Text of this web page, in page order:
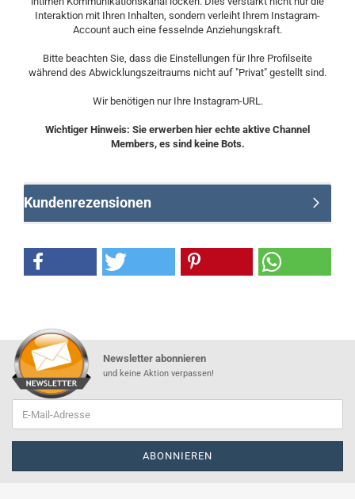
Interaktion mit Ihren Inhalten, sondern verleiht Ihrem Instagram-
Account auch eine fesselnde Anziehungskraft.
Bitte beachten Sie, dass die Einstellungen für Ihre Profilseite
während des Abwicklungszeitraums nicht auf "Privat" gestellt sind.
Wir benötigen nur Ihre Instagram-URL.
Wichtiger Hinweis: Sie erwerben hier echte aktive Channel
Members, es sind keine Bots.
Kundenrezensionen
Newsletter abonnieren
und keine Aktion verpassen!